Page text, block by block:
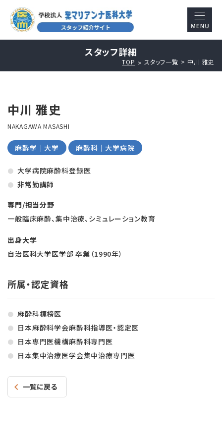
スタッフ詳細
TOP スタッフ一覧 中川 雅史
中川 雅史
NAKAGAWA MASASHI
麻酔学｜大学 麻酔科｜大学病院
大学病院麻酔科登録医
非常勤講師
専門/担当分野
一般臨床麻酔、集中治療、シミュレーション教育
出身大学
自治医科大学医学部 卒業（1990年）
所属・認定資格
麻酔科標榜医
日本麻酔科学会麻酔科指導医・認定医
日本専門医機構麻酔科専門医
日本集中治療医学会集中治療専門医
一覧に戻る